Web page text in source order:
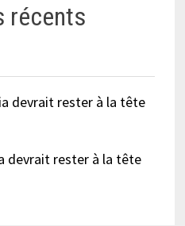
récents
devrait rester à la tête
devrait rester à la tête